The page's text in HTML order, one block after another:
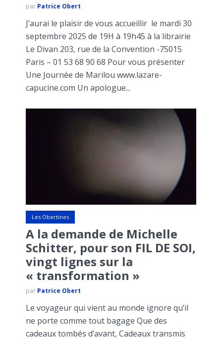
par Patrice Obert
J’aurai le plaisir de vous accueillir le mardi 30
septembre 2025 de 19H à 19h45 à la librairie
Le Divan 203, rue de la Convention -75015
Paris – 01 53 68 90 68 Pour vous présenter
Une Journée de Marilou www.lazare-
capucine.com Un apologue...
Les Obertines
A la demande de Michelle
Schitter, pour son FIL DE SOI,
vingt lignes sur la
« transformation »
par Patrice Obert
Le voyageur qui vient au monde ignore qu’il
ne porte comme tout bagage Que des
cadeaux tombés d’avant, Cadeaux transmis